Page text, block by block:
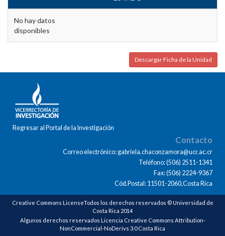
No hay datos
disponibles
Descargar Ficha de la Unidad
Regresar al Portal de la Investigación
Contacto
Correo electrónico: gabriela.chaconzamora@ucr.ac.cr
Teléfono: (506) 2511-1341
Fax: (506) 2224-9367
Cód.Postal: 11501-2060,Costa Rica
Creative Commons LicenseTodos los derechos reservados © Universidad de
Costa Rica 2014
Algunos derechos reservados Licencia Creative Commons Attribution-
NonCommercial-NoDerivs 3.0 Costa Rica